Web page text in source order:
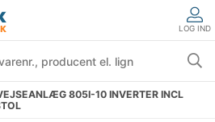
LOG IND
805I-10 INVERTER INCL